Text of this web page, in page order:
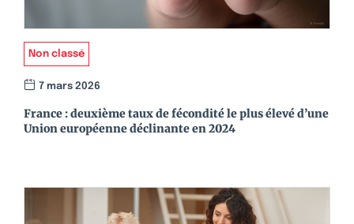
Non classé
7 mars 2026
France : deuxième taux de fécondité le plus élevé d’une
Union européenne déclinante en 2024